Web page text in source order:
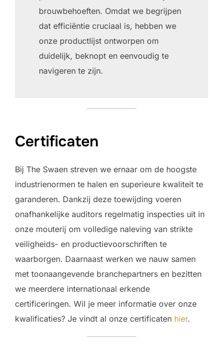
brouwbehoeften. Omdat we begrijpen
dat efficiëntie cruciaal is, hebben we
onze productlijst ontworpen om
duidelijk, beknopt en eenvoudig te
navigeren te zijn.
Certificaten
Bij The Swaen streven we ernaar om de hoogste
industrienormen te halen en superieure kwaliteit te
garanderen. Dankzij deze toewijding voeren
onafhankelijke auditors regelmatig inspecties uit in
onze mouterij om volledige naleving van strikte
veiligheids- en productievoorschriften te
waarborgen. Daarnaast werken we nauw samen
met toonaangevende branchepartners en bezitten
we meerdere internationaal erkende
certificeringen. Wil je meer informatie over onze
kwalificaties? Je vindt al onze certificaten hier.